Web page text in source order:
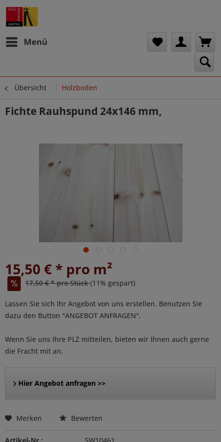
Menü
Übersicht Holzboden
Fichte Rauhspund 24x146 mm,
15,50 € * pro m²
17,50 € * pro Stück(11% gespart)
Lassen Sie sich Ihr Angebot von uns erstellen. Benutzen Sie
dazu den Button "ANGEBOT ANFRAGEN".
Wenn Sie uns Ihre PLZ mitteilen, bieten wir Ihnen auch gerne
die Fracht mit an.
Hier Angebot anfragen >>
Merken Bewerten